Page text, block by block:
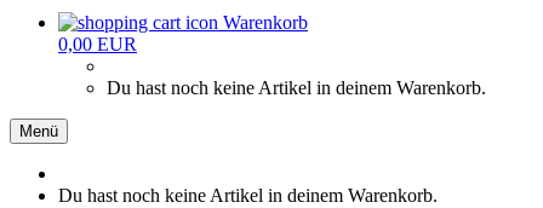
Warenkorb
0,00 EUR
Du hast noch keine Artikel in deinem Warenkorb.
Menü
Du hast noch keine Artikel in deinem Warenkorb.